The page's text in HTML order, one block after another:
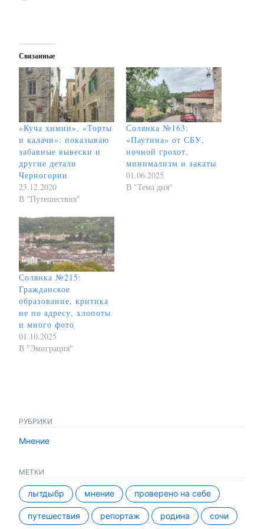
Связанные
«Куча химии», «Торты
и калачи»: показываю
забавные вывески и
другие детали
Черногории
23.12.2020
В "Путешествия"
Солянка №163:
«Паутина» от СБУ,
ночной грохот,
минимализм и закаты
01.06.2025
В "Тема дня"
Солянка №215:
Гражданское
образование, критика
не по адресу, хлопоты
и много фото
01.10.2025
В "Эмиграция"
РУБРИКИ
Мнение
МЕТКИ
лытдыбр мнение проверено на себе
путешествия репортаж родина сочи